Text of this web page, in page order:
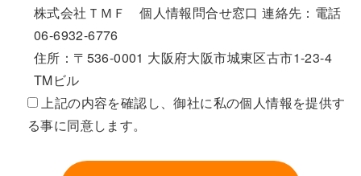
株式会社ＴＭＦ 個人情報問合せ窓口 連絡先：電話
06-6932-6776
住所：〒536-0001 大阪府大阪市城東区古市1-23-4
TMビル
上記の内容を確認し、御社に私の個人情報を提供す
る事に同意します。